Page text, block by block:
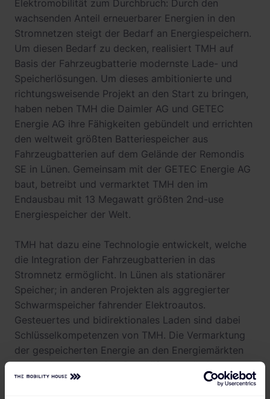
Elektromobilität zum Durchbruch: Durch den
wachsenden Anteil erneuerbarer Energien in den
Stromnetzen steigt der Bedarf an Energiespeichern.
Um diesen Bedarf zu decken, realisiert TMH auf
Basis der Fahrzeugbatterie modernste Lade- und
Speicherlösungen. Um dieses ambitionierte und
richtungsweisende Projekt an den Start zu bringen,
haben neben TMH die Daimler AG und GETEC
Energie AG ihre Fähigkeiten gebündelt und errichten
den weltweit größten Batteriespeicher aus
Fahrzeugbatterien auf dem Gelände der Remondis
SE in Lünen. Gemeinsam mit der GETEC Energie AG
baut, betreibt und vermarktet TMH den im
Endausbau mit 13 Megawatt größten 2nd-use
Energiespeicher der Welt.
TMH hat dazu eine Technologie entwickelt, welche
die Integration der Fahrzeugbatterien in das
Stromnetz ermöglicht. In Lünen als stationärer
Speicher; in anderen Projekten als aggregierter
Schwarmspeicher fahrender Elektroautos.
Gesteuertes und bidirektionales Laden sind dabei
Schlüsselkompetenzen von TMH. Die Vermarktung
der gespeicherten Energie an den Energiemärkten
rundet das nachhaltige Geschäftsmodell ab.